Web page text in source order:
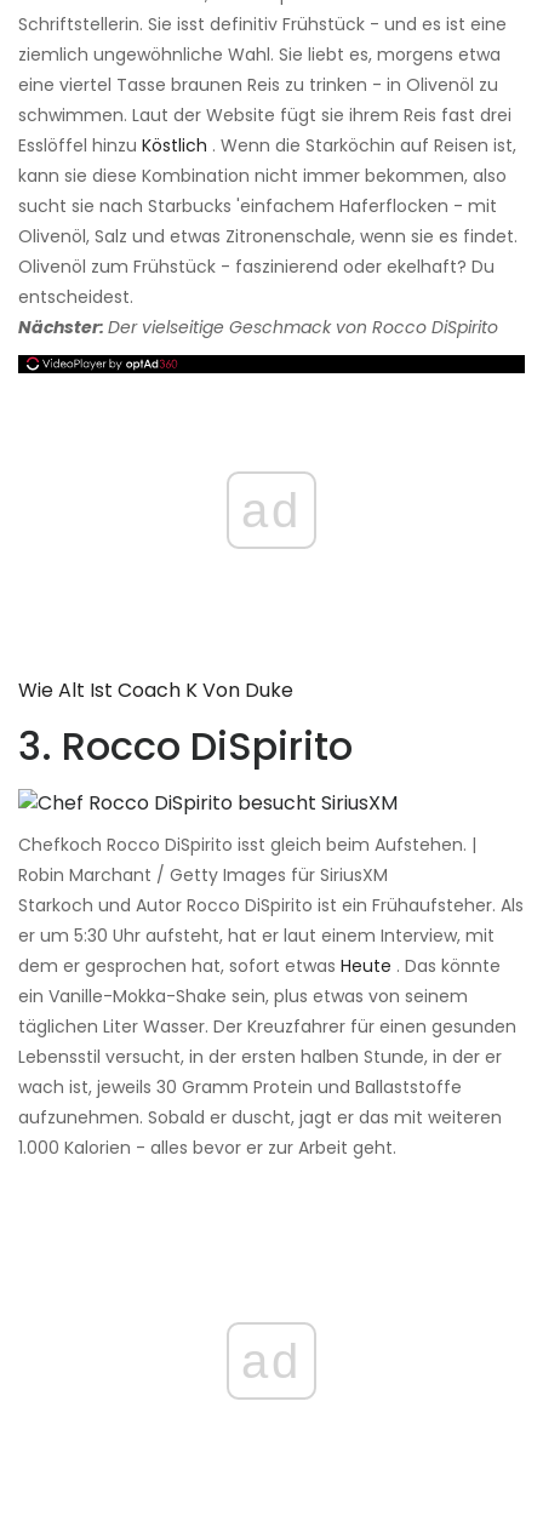
Schriftstellerin. Sie isst definitiv Frühstück - und es ist eine
ziemlich ungewöhnliche Wahl. Sie liebt es, morgens etwa
eine viertel Tasse braunen Reis zu trinken - in Olivenöl zu
schwimmen. Laut der Website fügt sie ihrem Reis fast drei
Esslöffel hinzu Köstlich . Wenn die Starköchin auf Reisen ist,
kann sie diese Kombination nicht immer bekommen, also
sucht sie nach Starbucks 'einfachem Haferflocken - mit
Olivenöl, Salz und etwas Zitronenschale, wenn sie es findet.
Olivenöl zum Frühstück - faszinierend oder ekelhaft? Du
entscheidest.
Nächster: Der vielseitige Geschmack von Rocco DiSpirito
ad
Wie Alt Ist Coach K Von Duke
3. Rocco DiSpirito
Chefkoch Rocco DiSpirito isst gleich beim Aufstehen. |
Robin Marchant / Getty Images für SiriusXM
Starkoch und Autor Rocco DiSpirito ist ein Frühaufsteher. Als
er um 5:30 Uhr aufsteht, hat er laut einem Interview, mit
dem er gesprochen hat, sofort etwas Heute . Das könnte
ein Vanille-Mokka-Shake sein, plus etwas von seinem
täglichen Liter Wasser. Der Kreuzfahrer für einen gesunden
Lebensstil versucht, in der ersten halben Stunde, in der er
wach ist, jeweils 30 Gramm Protein und Ballaststoffe
aufzunehmen. Sobald er duscht, jagt er das mit weiteren
1.000 Kalorien - alles bevor er zur Arbeit geht.
ad